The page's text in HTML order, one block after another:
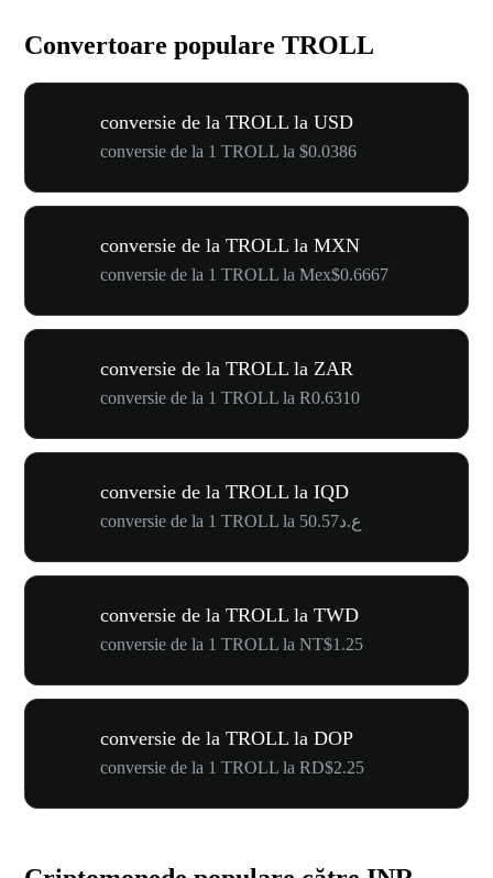
Convertoare populare TROLL
conversie de la TROLL la USD
conversie de la 1 TROLL la $0.0386
conversie de la TROLL la MXN
conversie de la 1 TROLL la Mex$0.6667
conversie de la TROLL la ZAR
conversie de la 1 TROLL la R0.6310
conversie de la TROLL la IQD
conversie de la 1 TROLL la ع.د50.57
conversie de la TROLL la TWD
conversie de la 1 TROLL la NT$1.25
conversie de la TROLL la DOP
conversie de la 1 TROLL la RD$2.25